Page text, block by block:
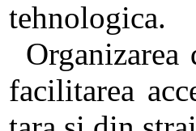
tehnologica.
facilitarea